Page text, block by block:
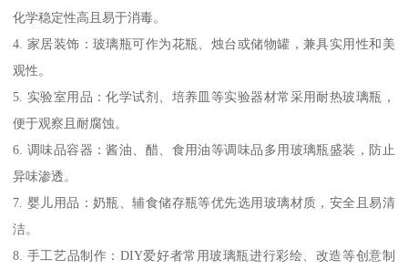
化学稳定性高且易于消毒。
4. 家居装饰：玻璃瓶可作为花瓶、烛台或储物罐，兼具实用性和美
观性。
5. 实验室用品：化学试剂、培养皿等实验器材常采用耐热玻璃瓶，
便于观察且耐腐蚀。
6. 调味品容器：酱油、醋、食用油等调味品多用玻璃瓶盛装，防止
异味渗透。
7. 婴儿用品：奶瓶、辅食储存瓶等优先选用玻璃材质，安全且易清
洁。
8. 手工艺品制作：DIY爱好者常用玻璃瓶进行彩绘、改造等创意制